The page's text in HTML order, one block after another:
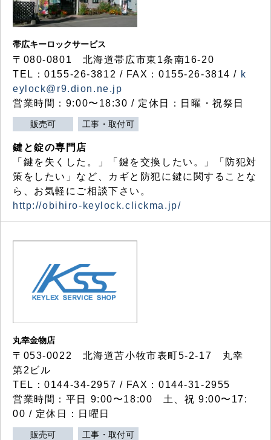
帯広キーロックサービス
〒080-0801 北海道帯広市東1条南16-20
TEL：0155-26-3812 / FAX：0155-26-3814 / k
eylock@r9.dion.ne.jp
営業時間：9:00〜18:30 / 定休日：日曜・祝祭日
販売可 工事・取付可
鍵と錠の専門店
「鍵を失くした。」「鍵を交換したい。」「防犯対
策をしたい」など、カギと防犯に鍵に関することな
ら、お気軽にご相談下さい。
http://obihiro-keylock.clickma.jp/
丸幸金物店
〒053-0022 北海道苫小牧市表町5-2-17 丸幸
第2ビル
TEL：0144-34-2957 / FAX：0144-31-2955
営業時間：平日 9:00〜18:00 土、祝 9:00〜17:
00 / 定休日：日曜日
販売可 工事・取付可